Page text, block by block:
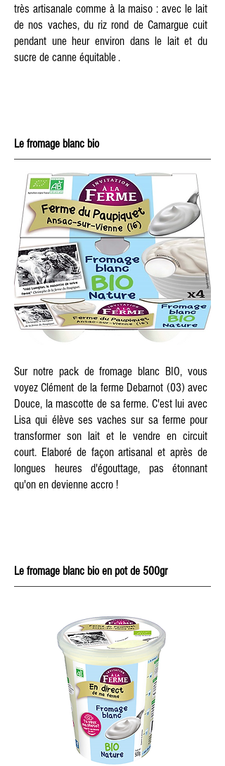
très artisanale comme à la maiso : avec le lait
de nos vaches, du riz rond de Camargue cuit
pendant une heur environ dans le lait et du
sucre de canne équitable .
Le fromage blanc bio
Sur notre pack de fromage blanc BIO, vous
voyez Clément de la ferme Debarnot (03) avec
Douce, la mascotte de sa ferme. C'est lui avec
Lisa qui élève ses vaches sur sa ferme pour
transformer son lait et le vendre en circuit
court. Elaboré de façon artisanal et après de
longues heures d'égouttage, pas étonnant
qu'on en devienne accro !
Le fromage blanc bio en pot de 500gr